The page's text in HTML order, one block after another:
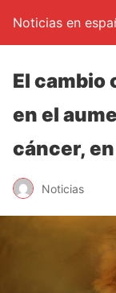
Noticias en
El cambio
en el
cáncer,
Noticias